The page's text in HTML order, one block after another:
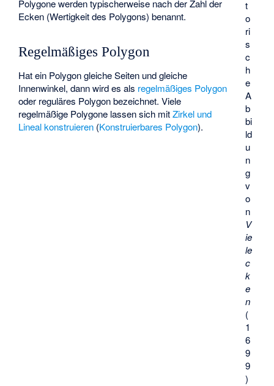
t
o
ri
s
c
h
e
A
b
bi
ld
u
n
g
v
o
n
V
ie
le
c
k
e
n
(
1
6
9
9
)
Polygone werden typischerweise nach der Zahl der
Ecken (Wertigkeit des Polygons) benannt.
Regelmäßiges Polygon
Hat ein Polygon gleiche Seiten und gleiche
Innenwinkel, dann wird es als regelmäßiges Polygon
oder reguläres Polygon bezeichnet. Viele
regelmäßige Polygone lassen sich mitZirkel und
Lineal konstruieren (Konstruierbares Polygon).